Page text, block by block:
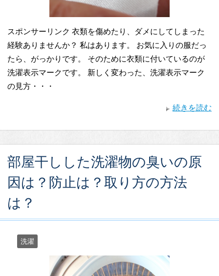
スポンサーリンク 衣類を傷めたり、ダメにしてしまった
経験ありませんか？ 私はあります。 お気に入りの服だっ
たら、がっかりです。 そのために衣類に付いているのが
洗濯表示マークです。 新しく変わった、洗濯表示マーク
の見方・・・
続きを読む
部屋干しした洗濯物の臭いの原
因は？防止は？取り方の方法
は？
洗濯